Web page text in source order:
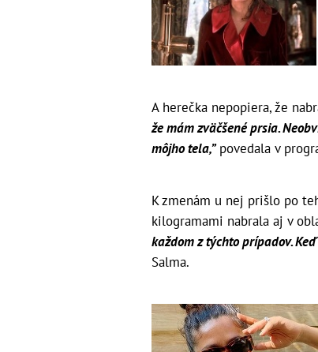
A herečka nepopiera, že
že mám zväčšené prsia.
môjho tela,”povedala v
K zmenám u nej prišlo po
kilogramami nabrala aj v
každom z týchto prípadov.
Salma.